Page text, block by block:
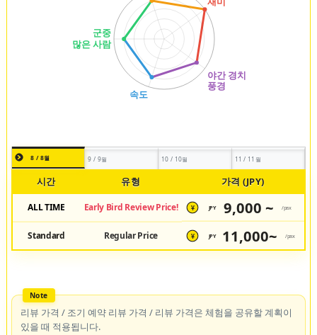
8 / 8월 9 / 9월 10 / 10월 11 / 11월
시간 유형 가격 (JPY)
ALL TIME Early Bird Review Price! ¥ JPY 9,000 ~ /pax
Standard Regular Price ¥ JPY 11,000~ /pax
리뷰 가격 / 조기 예약 리뷰 가격 / 리뷰 가격은 체험을 공유할 계획이
있을 때 적용됩니다.